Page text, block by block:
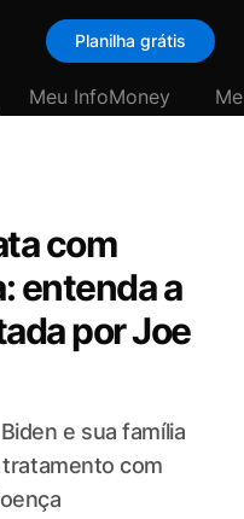
Planilha grátis
Meu InfoMoney
com
entenda a
por Joe
e sua família
com